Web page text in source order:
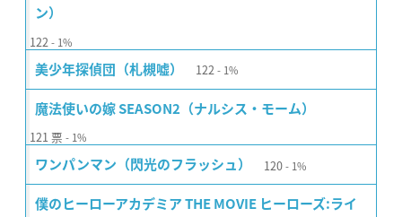
ン）
122 1%
美少年探偵団（札槻嘘） 122 1%
魔法使いの嫁 SEASON2（ナルシス・モーム）
121 票 1%
ワンパンマン（閃光のフラッシュ） 120 1%
僕のヒーローアカデミア THE MOVIE ヒーローズ:ライ